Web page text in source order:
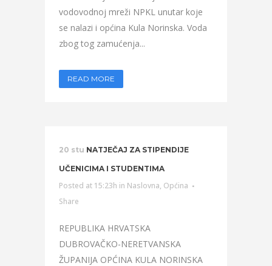
vodovodnoj mreži NPKL unutar koje
se nalazi i općina Kula Norinska. Voda
zbog tog zamućenja...
READ MORE
20 stu NATJEČAJ ZA STIPENDIJE
UČENICIMA I STUDENTIMA
Posted at 15:23h in Naslovna, Općina
Share
REPUBLIKA HRVATSKA
DUBROVAČKO-NERETVANSKA
ŽUPANIJA OPĆINA KULA NORINSKA